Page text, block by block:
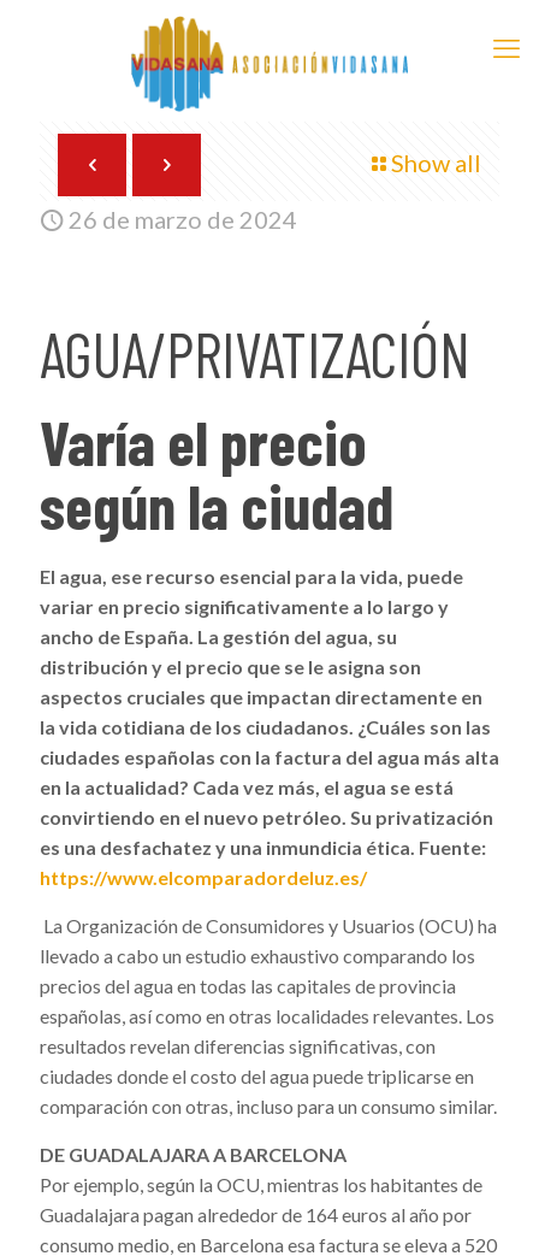
Show all
26 de marzo de 2024
AGUA/PRIVATIZACIÓN
Varía el precio
según la ciudad
El agua, ese recurso esencial para la vida, puede
variar en precio significativamente a lo largo y
ancho de España. La gestión del agua, su
distribución y el precio que se le asigna son
aspectos cruciales que impactan directamente en
la vida cotidiana de los ciudadanos. ¿Cuáles son las
ciudades españolas con la factura del agua más alta
en la actualidad? Cada vez más, el agua se está
convirtiendo en el nuevo petróleo. Su privatización
es una desfachatez y una inmundicia ética. Fuente:
https://www.elcomparadordeluz.es/
La Organización de Consumidores y Usuarios (OCU) ha
llevado a cabo un estudio exhaustivo comparando los
precios del agua en todas las capitales de provincia
españolas, así como en otras localidades relevantes. Los
resultados revelan diferencias significativas, con
ciudades donde el costo del agua puede triplicarse en
comparación con otras, incluso para un consumo similar.
DE GUADALAJARA A BARCELONA
Por ejemplo, según la OCU, mientras los habitantes de
Guadalajara pagan alrededor de 164 euros al año por
consumo medio, en Barcelona esa factura se eleva a 520